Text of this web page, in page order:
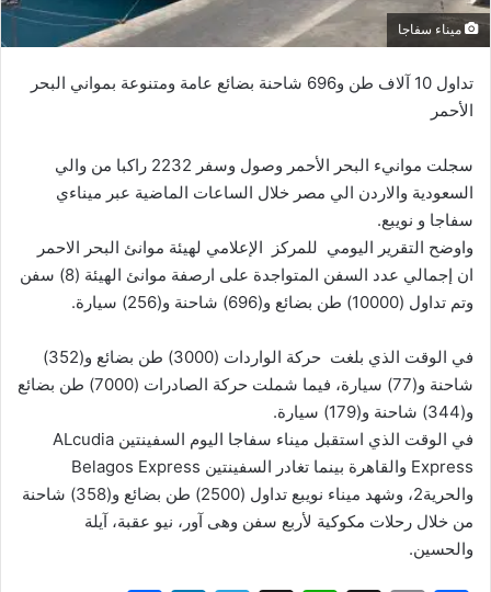
ك
ر
ي
ا
ميناء سفاجا
تداول 10 آلاف طن و696 شاحنة بضائع عامة ومتنوعة بمواني البحر
الأحمر
سجلت موانيء البحر الأحمر وصول وسفر 2232 راكبا من والي
السعودية والاردن الي مصر خلال الساعات الماضية عبر ميناءي
سفاجا و نويبع.
واوضح التقرير اليومي للمركز الإعلامي لهيئة موانئ البحر الاحمر
ان إجمالي عدد السفن المتواجدة على ارصفة موانئ الهيئة (8) سفن
وتم تداول (10000) طن بضائع و(696) شاحنة و(256) سيارة.
في الوقت الذي بلغت حركة الواردات (3000) طن بضائع و(352)
شاحنة و(77) سيارة، فيما شملت حركة الصادرات (7000) طن بضائع
و(344) شاحنة و(179) سيارة.
في الوقت الذي استقبل ميناء سفاجا اليوم السفينتين ALcudia
Express والقاهرة بينما تغادر السفينتين Belagos Express
والحرية2، وشهد ميناء نويبع تداول (2500) طن بضائع و(358) شاحنة
من خلال رحلات مكوكية لأربع سفن وهى آور، نيو عقبة، آيلة
والحسين.